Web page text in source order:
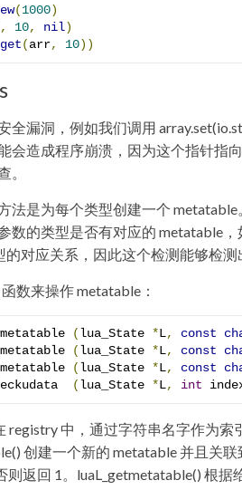
(1000)
, 10, nil)
get(arr, 10))
全漏洞，例如我们调用
会造成程序崩溃，因为这个指针指
。
法是为每个类型创建一个
数的类型是否有对应的 metatable
对应关系，因此这个检测能够检测
数来操作 metatable：
(lua_State *L, const
(lua_State *L, const
(lua_State *L, const
(lua_State *L, int
registry 中，通过字符串名字作为索
创建一个新的 metatable 并且关
则返回 1。luaL_getmetatable() 根